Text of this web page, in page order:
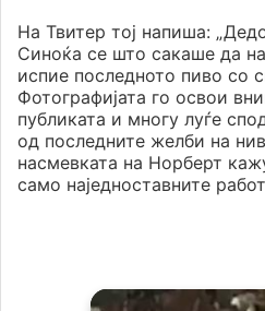
На Твитер тој напиша:
Синоќа се што сакаше да
испие последното пиво со
Фотографијата го освои
публиката и многу луѓе
од последните желби на
насмевката на Норберт
само наједноставните